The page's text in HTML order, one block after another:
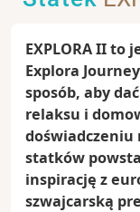
EXPLORA II to
Explora
sposób, aby
relaksu i
doświadczeniu
statków
inspirację z
szwajcarską